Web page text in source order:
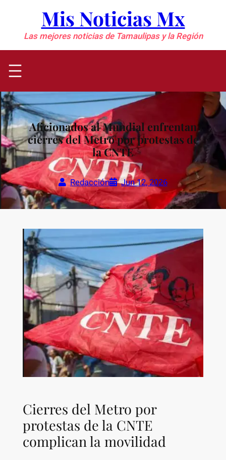
contenido
Mis Noticias Mx
Las mejores noticias de Tamaulipas y la Región
Aficionados al Mundial enfrentan
cierres del Metro por protestas de
la CNTE
Redacción Jun 12, 2026
Cierres del Metro por
protestas de la CNTE
complican la movilidad